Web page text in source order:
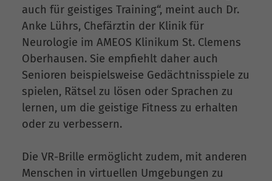
auch für geistiges Training“, meint auch Dr.
Anke Lührs, Chefärztin der Klinik für
Neurologie im AMEOS Klinikum St. Clemens
Oberhausen. Sie empfiehlt daher auch
Senioren beispielsweise Gedächtnisspiele zu
spielen, Rätsel zu lösen oder Sprachen zu
lernen, um die geistige Fitness zu erhalten
oder zu verbessern.
Die VR-Brille ermöglicht zudem, mit anderen
Menschen in virtuellen Umgebungen zu